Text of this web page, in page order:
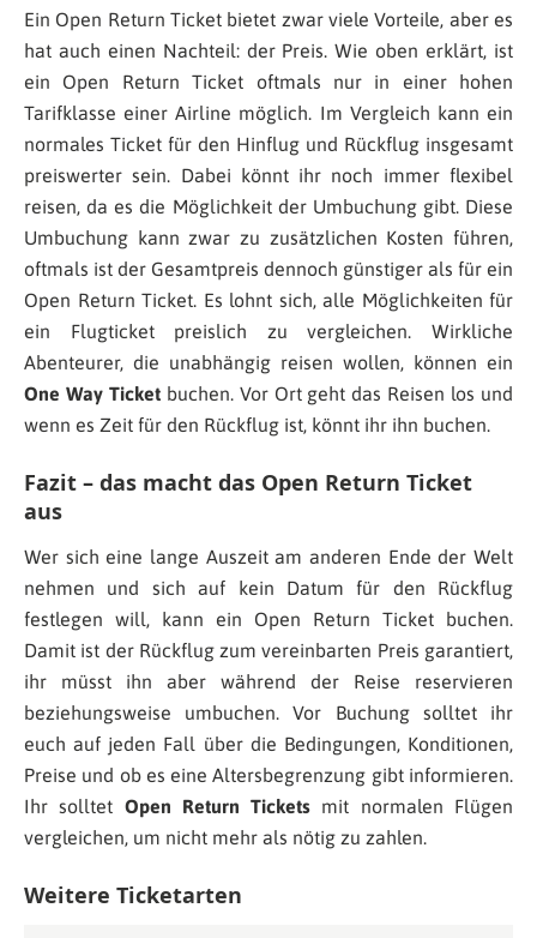
Ein Open Return Ticket bietet zwar viele Vorteile, aber es
hat auch einen Nachteil: der Preis. Wie oben erklärt, ist
ein Open Return Ticket oftmals nur in einer hohen
Tarifklasse einer Airline möglich. Im Vergleich kann ein
normales Ticket für den Hinflug und Rückflug insgesamt
preiswerter sein. Dabei könnt ihr noch immer flexibel
reisen, da es die Möglichkeit der Umbuchung gibt. Diese
Umbuchung kann zwar zu zusätzlichen Kosten führen,
oftmals ist der Gesamtpreis dennoch günstiger als für ein
Open Return Ticket. Es lohnt sich, alle Möglichkeiten für
ein Flugticket preislich zu vergleichen. Wirkliche
Abenteurer, die unabhängig reisen wollen, können ein
One Way Ticketbuchen. Vor Ort geht das Reisen los und
wenn es Zeit für den Rückflug ist, könnt ihr ihn buchen.
Fazit – das macht das Open Return Ticket
aus
Wer sich eine lange Auszeit am anderen Ende der Welt
nehmen und sich auf kein Datum für den Rückflug
festlegen will, kann ein Open Return Ticket buchen.
Damit ist der Rückflug zum vereinbarten Preis garantiert,
ihr müsst ihn aber während der Reise reservieren
beziehungsweise umbuchen. Vor Buchung solltet ihr
euch auf jeden Fall über die Bedingungen, Konditionen,
Preise und ob es eine Altersbegrenzung gibt informieren.
Ihr solltet Open Return Tickets mit normalen Flügen
vergleichen, um nicht mehr als nötig zu zahlen.
Weitere Ticketarten